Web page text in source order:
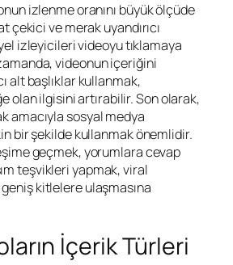
izlenme oranını büyük ölçüde
çekici ve merak uyandırıcı
izleyicileri videoyu tıklamaya
videonun içeriğini
alt başlıklar kullanmak,
olan ilgisini artırabilir. Son olarak,
amacıyla sosyal medya
bir şekilde kullanmak önemlidir.
geçmek, yorumlara cevap
teşvikleri yapmak, viral
kitlelere ulaşmasına
İçerik Türleri